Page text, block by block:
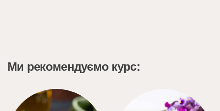
Ми рекомендуємо курс: